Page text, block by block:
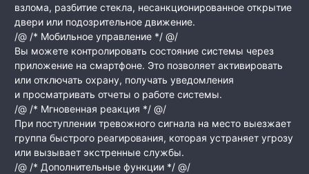
взлома, разбитие стекла, несанкционированное открытие
двери или подозрительное движение.
/@ /* Мобильное управление */ @/
Вы можете контролировать состояние системы через
приложение на смартфоне. Это позволяет активировать
или отключать охрану, получать уведомления
и просматривать отчеты о работе системы.
/@ /* Мгновенная реакция */ @/
При поступлении тревожного сигнала на место выезжает
группа быстрого реагирования, которая устраняет угрозу
или вызывает экстренные службы.
/@ /* Дополнительные функции */ @/